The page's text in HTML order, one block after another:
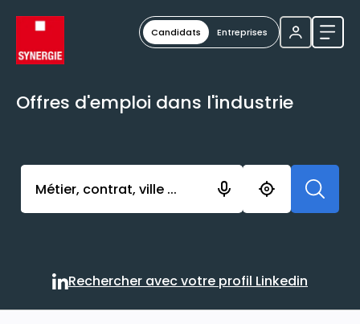
Candidats Entreprises
Offres d'emploi dans l'industrie
Activer l’élément pour lancer l’enregistrement.
Rechercher avec votre
Rechercher avec votre profil Linkedin